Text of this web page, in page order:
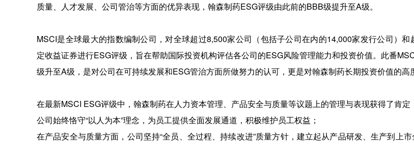
质量、人才发展、公司管治等方面的优异表现，翰森制药ESG评级由此前的BBB级提升至A级。
MSCI是全球最大的指数编制公司，对全球超过8,500家公司（包括子公司在内的14,000家发行公司）和
定收益证券进行ESG评级，旨在帮助国际投资机构评估各公司的ESG风险管理能力和投资价值。此番
级升至A级，是对公司在可持续发展和ESG管治方面所做努力的认可，更是对翰森制药长期投资价值的高
在最新MSCI ESG评级中，翰森制药在人力资本管理、产品安全与质量等议题上的管理与表现获得了肯定
公司始终恪守“以人为本”理念，为员工提供全面发展通道，积极维护员工权益；
在产品安全与质量方面，公司坚持“全员、全过程、持续改进”质量方针，建立起从产品研发、生产到上